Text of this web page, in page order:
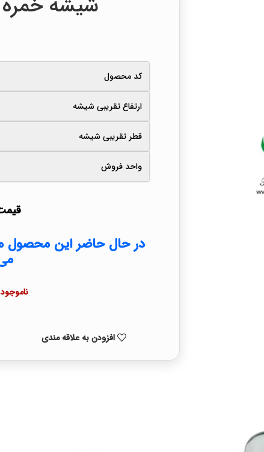
کد محصول
ارتفاع تقریبی شیشه
قطر تقریبی شیشه
واحد فروش
در حال حاضر این محصول
ناموجود
افزودن به علاقه مندی